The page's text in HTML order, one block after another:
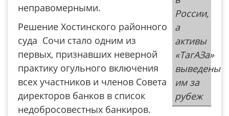
России,
а
активы
«ТагАЗа»
выведены
им за
рубеж
неправомерными.
Решение Хостинского районного
суда Сочи стало одним из
первых, признавших неверной
практику огульного включения
всех участников и членов Совета
директоров банков в список
недобросовестных банкиров.